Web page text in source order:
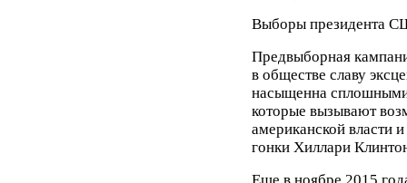
Выборы президента
Предвыборная
в обществе славу
насыщенна
которые вызывают
американской власти
гонки Хиллари